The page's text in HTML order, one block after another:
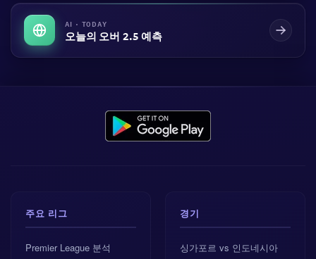
AI · TODAY
오늘의 오버 2.5 예측
주요 리그
Premier League 분석
경기
싱가포르 vs 인도네시아